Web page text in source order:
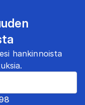
hankinnoista